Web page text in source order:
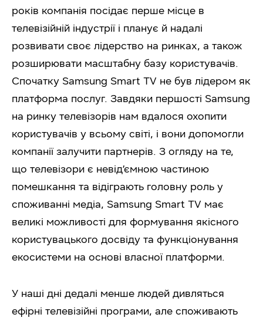
років компанія посідає перше місце в
телевізійній індустрії і планує й надалі
розвивати своє лідерство на ринках, а також
розширювати масштабну базу користувачів.
Спочатку Samsung Smart TV не був лідером як
платформа послуг. Завдяки першості Samsung
на ринку телевізорів нам вдалося охопити
користувачів у всьому світі, і вони допомогли
компанії залучити партнерів. З огляду на те,
що телевізори є невід’ємною частиною
помешкання та відіграють головну роль у
споживанні медіа, Samsung Smart TV має
великі можливості для формування якісного
користувацького досвіду та функціонування
екосистеми на основі власної платформи.
У наші дні дедалі менше людей дивляться
ефірні телевізійні програми, але споживають